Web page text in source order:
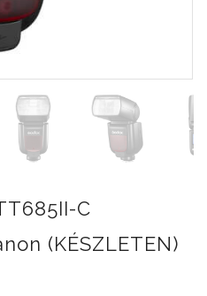
C
(KÉSZLETEN)